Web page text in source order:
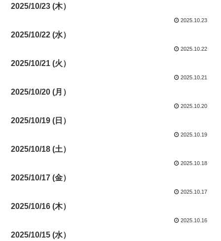
2025/10/23 (木）
2025.10.23
2025/10/22 (水）
2025.10.22
2025/10/21 (火）
2025.10.21
2025/10/20 (月）
2025.10.20
2025/10/19 (日）
2025.10.19
2025/10/18 (土）
2025.10.18
2025/10/17 (金）
2025.10.17
2025/10/16 (木）
2025.10.16
2025/10/15 (水）